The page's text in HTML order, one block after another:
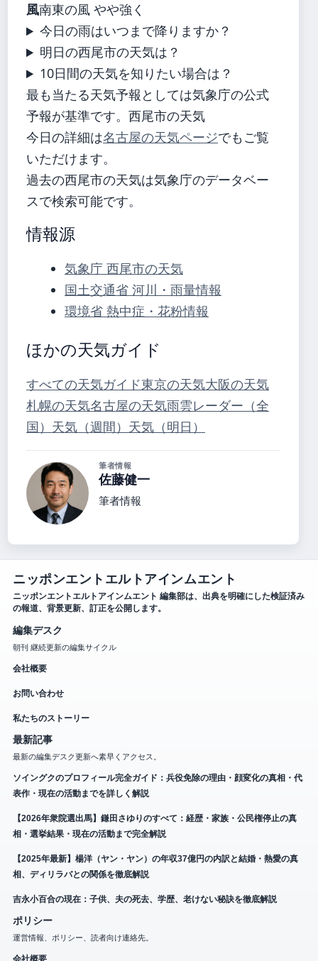
風南東の風 やや強く
今日の雨はいつまで降りますか？
明日の西尾市の天気は？
10日間の天気を知りたい場合は？
最も当たる天気予報としては気象庁の公式
予報が基準です。西尾市の天気
今日の詳細は名古屋の天気ページでもご覧
いただけます。
過去の西尾市の天気は気象庁のデータベー
スで検索可能です。
情報源
気象庁 西尾市の天気
国土交通省 河川・雨量情報
環境省 熱中症・花粉情報
ほかの天気ガイド
すべての天気ガイド東京の天気大阪の天気
札幌の天気名古屋の天気雨雲レーダー（全
国） 天気（週間） 天気（明日）
筆者情報
佐藤健一
筆者情報
ニッポンエントエルトアインムエント
ニッポンエントエルトアインムエント 編集部は、出典を明確にした検証済み
の報道、背景更新、訂正を公開します。
編集デスク
朝刊 継続更新の編集サイクル
会社概要
お問い合わせ
私たちのストーリー
最新記事
最新の編集デスク更新へ素早くアクセス。
ソイングクのプロフィール完全ガイド：兵役免除の理由・顔変化の真相・代
表作・現在の活動までを詳しく解説
【2026年衆院選出馬】鎌田さゆりのすべて：経歴・家族・公民権停止の真
相・選挙結果・現在の活動まで完全解説
【2025年最新】楊洋（ヤン・ヤン）の年収37億円の内訳と結婚・熱愛の真
相、ディリラバとの関係を徹底解説
吉永小百合の現在：子供、夫の死去、学歴、老けない秘訣を徹底解説
ポリシー
運営情報、ポリシー、読者向け連絡先。